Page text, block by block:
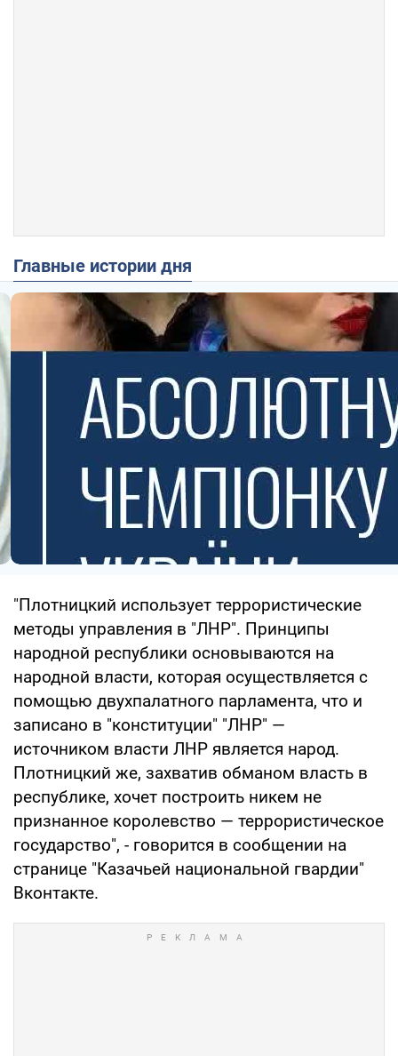
Главные истории дня
"Плотницкий использует террористические
методы управления в "ЛНР". Принципы
народной республики основываются на
народной власти, которая осуществляется с
помощью двухпалатного парламента, что и
записано в "конституции" "ЛНР" —
источником власти ЛНР является народ.
Плотницкий же, захватив обманом власть в
республике, хочет построить никем не
признанное королевство — террористическое
государство", - говорится в сообщении на
странице "Казачьей национальной гвардии"
Вконтакте.